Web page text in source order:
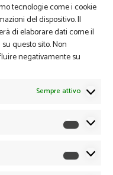
tecnologie come i cookie
del dispositivo. Il
di elaborare dati come il
questo sito. Non
negativamente su
Sempre attivo